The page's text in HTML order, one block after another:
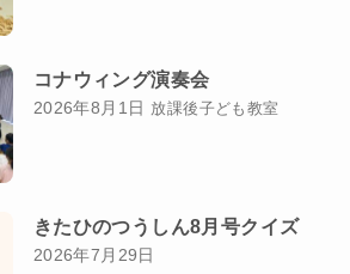
コナウィング演奏会
2026年8月1日 放課後子ども教室
きたひのつうしん8月号クイズ
2026年7月29日